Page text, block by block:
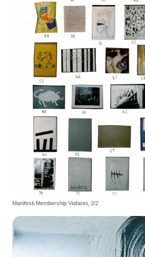
Manifesti Membership Viafarini, 2/2